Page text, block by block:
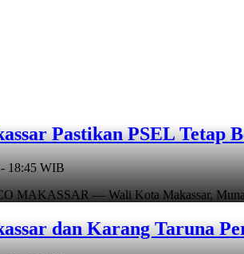
Pastikan PSEL Tetap
18:45 WIB
MAKASSAR — Wali Kota Makassar,
dan Karang Taruna